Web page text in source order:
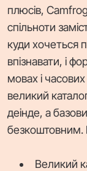
плюсів,
спільноти
куди хочеться
впізнавати, і
мовах і
великий
деінде, а
безкоштовним.
Великий